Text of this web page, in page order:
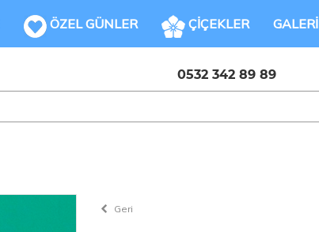
ÖZEL GÜNLER ÇİÇEKLER GALERI
0532 342 89 89
Geri